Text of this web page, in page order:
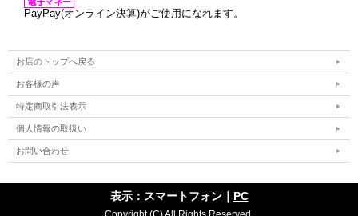
PayPay(オンライン決算)がご使用になれます。
お店のトップへ戻る
お客様の声
特定商取引法表示
個人情報の取扱い
お問い合わせ
表示：スマートフォン｜ PC